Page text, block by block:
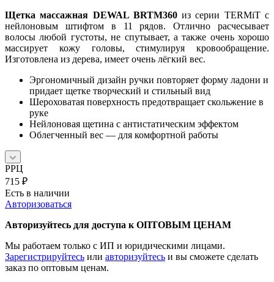
Щетка массажная DEWAL BRTM360из серии TERMiT с
нейлоновым штифтом в 11 рядов. Отлично расчесывает
волосы любой густоты, не спутывает, а также очень хорошо
массирует кожу головы, стимулируя кровообращение.
Изготовлена из дерева, имеет очень лёгкий вес.
Эргономичный дизайн ручки повторяет форму ладони и
придает щетке творческий и стильный вид
Шероховатая поверхность предотвращает скольжение в
руке
Нейлоновая щетина с антистатическим эффектом
Облегченный вес — для комфортной работы
РРЦ
715 ₽
Есть в наличии
Авторизоваться
Авторизуйтесь для доступа к ОПТОВЫМ ЦЕНАМ
Мы работаем только с ИП и юридическими лицами.
Зарегистрируйтесь или авторизуйтесь и вы сможете сделать
заказ по оптовым ценам.